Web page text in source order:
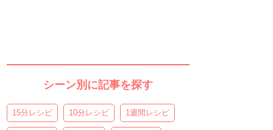
シーン別に記事を探す
15分レシピ 10分レシピ 1週間レシピ